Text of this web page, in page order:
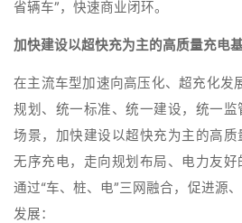
省辆车”，快速商业闭环。
加快建设以超快充为主的高质量充电
在主流车型加速向高压化、超充化发
规划、统一标准、统一建设，统一监
场景，加快建设以超快充为主的高
无序充电，走向规划布局、电力友好
通过“车、桩、电”三网融合，促进源
发展：